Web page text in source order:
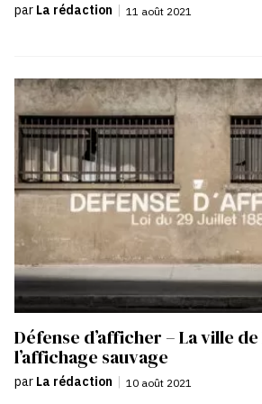
par La rédaction | 11 août 2021
Défense d’afficher – La ville
l’affichage sauvage
par La rédaction | 10 août 2021